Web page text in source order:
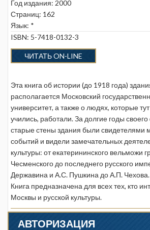
Год издания: 2000
Страниц: 162
Язык: *
ISBN: 5-7418-0132-3
ЧИТАТЬ ON-LINE
Эта книга об истории (до 1918 года)
располагается Московский
университет, а также о людях, которые
учились, работали. За долгие годы
старые стены здания были свидетелями
событий и видели замечательных
культуры: от екатерининского вельможи
Чесменского до последнего русского
Державина и А.С. Пушкина до А.П. Чехова.
Книга предназначена для всех тех, кто
Москвы и русской культуры.
АВТОРИЗАЦИЯ